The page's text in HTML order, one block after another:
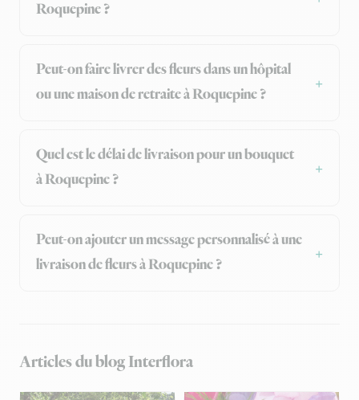
Roquepine ?
Peut-on faire livrer des fleurs dans un hôpital
ou une maison de retraite à Roquepine ?
Quel est le délai de livraison pour un bouquet
à Roquepine ?
Peut-on ajouter un message personnalisé à une
livraison de fleurs à Roquepine ?
Articles du blog Interflora